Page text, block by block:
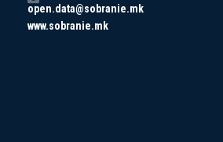
open.data@sobranie.mk
www.sobranie.mk